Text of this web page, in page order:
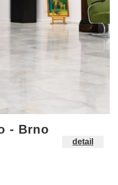
- Brno
detail